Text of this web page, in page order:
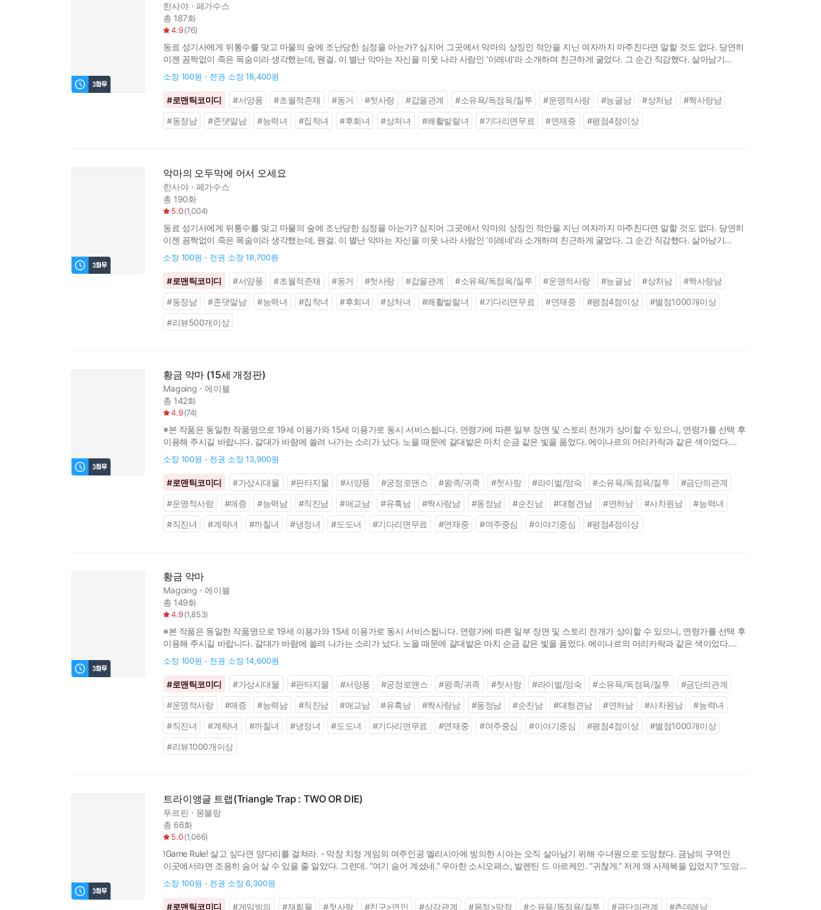
한사야
페가수스
총 187화
4.9(76)
동료 성기사에게 뒤통수를 맞고 마물의 숲에 조난당한 심정을 아는가? 심지어 그곳에서 악마의 상징인 적안을 지닌 여자까지 마주친다면 말할 것도 없다. 당연히
이젠 꼼짝없이 죽은 목숨이라 생각했는데, 웬걸. 이 별난 악마는 자신을 이웃 나라 사람인 ‘이레네’라 소개하며 친근하게 굴었다. 그 순간 직감했다. 살아남기
위해서는 저 인간 행세에 장단을 맞춰 줘야만 한다고. 어차피 마물로 둘러싸인 숲속 오두막은 일개 인간인 그의 힘만으로 탈출할 수 없다.
소장 100원 전권 소장 18,400원
#로맨틱코미디 #서양풍 #초월적존재 #동거 #첫사랑 #갑을관계 #소유욕/독점욕/질투 #운명적사랑 #능글남 #상처남 #짝사랑남
#동정남 #존댓말남 #능력녀 #집착녀 #후회녀 #상처녀 #쾌활발랄녀 #기다리면무료 #연재중 #평점4점이상
악마의 오두막에 어서 오세요
한사야
페가수스
총 190화
5.0(1,004)
동료 성기사에게 뒤통수를 맞고 마물의 숲에 조난당한 심정을 아는가? 심지어 그곳에서 악마의 상징인 적안을 지닌 여자까지 마주친다면 말할 것도 없다. 당연히
이젠 꼼짝없이 죽은 목숨이라 생각했는데, 웬걸. 이 별난 악마는 자신을 이웃 나라 사람인 ‘이레네’라 소개하며 친근하게 굴었다. 그 순간 직감했다. 살아남기
위해서는 저 인간 행세에 장단을 맞춰 줘야만 한다고. 어차피 마물로 둘러싸인 숲속 오두막은 일개 인간인 그의 힘만으로 탈출할 수 없다.
소장 100원 전권 소장 18,700원
#로맨틱코미디 #서양풍 #초월적존재 #동거 #첫사랑 #갑을관계 #소유욕/독점욕/질투 #운명적사랑 #능글남 #상처남 #짝사랑남
#동정남 #존댓말남 #능력녀 #집착녀 #후회녀 #상처녀 #쾌활발랄녀 #기다리면무료 #연재중 #평점4점이상 #별점1000개이상
#리뷰500개이상
황금 악마 (15세 개정판)
Magoing
에이블
총 142화
4.9(74)
※본 작품은 동일한 작품명으로 19세 이용가와 15세 이용가로 동시 서비스됩니다. 연령가에 따른 일부 장면 및 스토리 전개가 상이할 수 있으니, 연령가를 선택 후
이용해 주시길 바랍니다. 갈대가 바람에 쓸려 나가는 소리가 났다. 노을 때문에 갈대밭은 마치 순금 같은 빛을 품었다. 에이나르의 머리카락과 같은 색이었다.
너보다 더 황금이 어울리는 인간이 있을까. 엘리자벳은 물끄러미, 다가오는 에이나르를 바라보며 그렇게 생각했다. 밝고, 찬란하며,
소장 100원 전권 소장 13,900원
#로맨틱코미디 #가상시대물 #판타지물 #서양풍 #궁정로맨스 #왕족/귀족 #첫사랑 #라이벌/앙숙 #소유욕/독점욕/질투 #금단의관계
#운명적사랑 #애증 #능력남 #직진남 #애교남 #유혹남 #짝사랑남 #동정남 #순진남 #대형견남 #연하남 #사차원남 #능력녀
#직진녀 #계략녀 #까칠녀 #냉정녀 #도도녀 #기다리면무료 #연재중 #여주중심 #이야기중심 #평점4점이상
황금 악마
Magoing
에이블
총 149화
4.9(1,853)
※본 작품은 동일한 작품명으로 19세 이용가와 15세 이용가로 동시 서비스됩니다. 연령가에 따른 일부 장면 및 스토리 전개가 상이할 수 있으니, 연령가를 선택 후
이용해 주시길 바랍니다. 갈대가 바람에 쓸려 나가는 소리가 났다. 노을 때문에 갈대밭은 마치 순금 같은 빛을 품었다. 에이나르의 머리카락과 같은 색이었다.
너보다 더 황금이 어울리는 인간이 있을까. 엘리자벳은 물끄러미, 다가오는 에이나르를 바라보며 그렇게 생각했다. 밝고, 찬란하며,
소장 100원 전권 소장 14,600원
#로맨틱코미디 #가상시대물 #판타지물 #서양풍 #궁정로맨스 #왕족/귀족 #첫사랑 #라이벌/앙숙 #소유욕/독점욕/질투 #금단의관계
#운명적사랑 #애증 #능력남 #직진남 #애교남 #유혹남 #짝사랑남 #동정남 #순진남 #대형견남 #연하남 #사차원남 #능력녀
#직진녀 #계략녀 #까칠녀 #냉정녀 #도도녀 #기다리면무료 #연재중 #여주중심 #이야기중심 #평점4점이상 #별점1000개이상
#리뷰1000개이상
트라이앵글 트랩(Triangle Trap : TWO OR DIE)
푸르린
몽블랑
총 66화
5.0(1,066)
!Game Rule! 살고 싶다면 양다리를 걸쳐라. - 막장 치정 게임의 여주인공 엘리시아에 빙의한 시아는 오직 살아남기 위해 수녀원으로 도망쳤다. 금남의 구역인
이곳에서라면 조용히 숨어 살 수 있을 줄 알았다. 그런데. “여기 숨어 계셨네.” 우아한 소시오패스, 발렌틴 드 아르케인. “귀찮게.” 저게 왜 사제복을 입었지? “도망친
거야, 지금?” 다혈질 육체파, 트리스탄 로크. “돌겠네. 진짜.” 저건 왜 성기사고? 쟤네가 여긴 어떻게 들어온
소장 100원 전권 소장 6,300원
#로맨틱코미디 #게임빙의 #재회물 #첫사랑 #친구>연인 #삼각관계 #몸정>맘정 #소유욕/독점욕/질투 #금단의관계 #츤데레남